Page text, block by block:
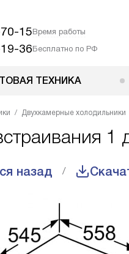
15Время работы
36Бесплатно по РФ
ТЕХНИКА
Двухкамерные холодильники
1
назад